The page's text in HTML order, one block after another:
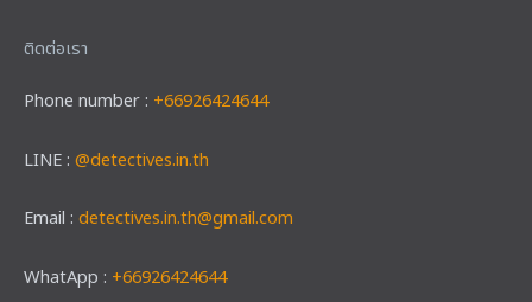
ติดต่อเรา
Phone number : +66926424644
LINE : @detectives.in.th
Email : detectives.in.th@gmail.com
WhatApp : +66926424644